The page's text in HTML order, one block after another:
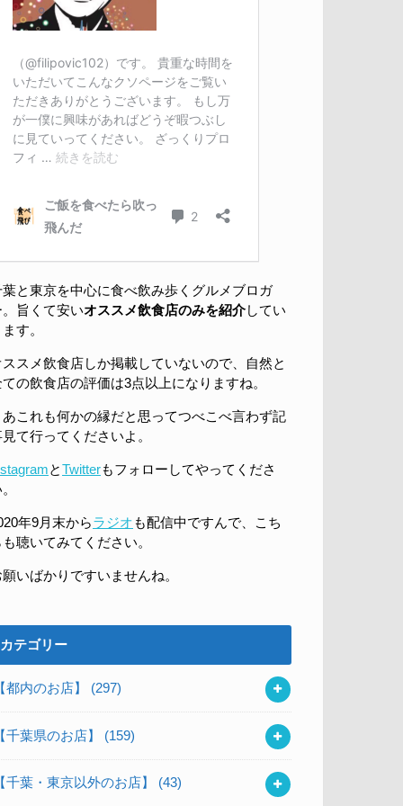
葉と東京を中心に食べ飲み歩くグルメブロガ
。旨くて安いオススメ飲食店のみを紹介してい
す。
ススメ飲食店しか掲載していないので、自然と
ての飲食店の評価は3点以上になりますね。
あこれも何かの縁だと思ってつべこべ言わず記
て行ってくださいよ。
とTwitterもフォローしてやってくださ
年9月末からラジオも配信中ですんで、こち
聴いてみてください。
いばかりですいませんね。
カテゴリー
都内のお店】 (297)
千葉県のお店】 (159)
千葉・東京以外のお店】 (43)